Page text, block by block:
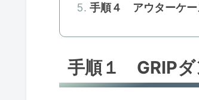
手順４ アウターケー
手順１ GRIPダ